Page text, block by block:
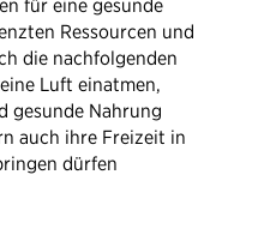
für eine gesunde
Ressourcen und
die nachfolgenden
Luft einatmen,
gesunde Nahrung
auch ihre Freizeit in
dürfen